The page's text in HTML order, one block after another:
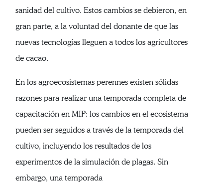
sanidad del cultivo. Estos cambios se debieron, en
gran parte, a la voluntad del donante de que las
nuevas tecnologías lleguen a todos los agricultores
de cacao.
En los agroecosistemas perennes existen sólidas
razones para realizar una temporada completa de
capacitación en MIP: los cambios en el ecosistema
pueden ser seguidos a través de la temporada del
cultivo, incluyendo los resultados de los
experimentos de la simulación de plagas. Sin
embargo, una temporada